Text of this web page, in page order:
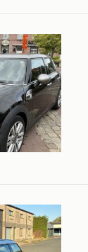
Mijn
Favorieten
Bewaren